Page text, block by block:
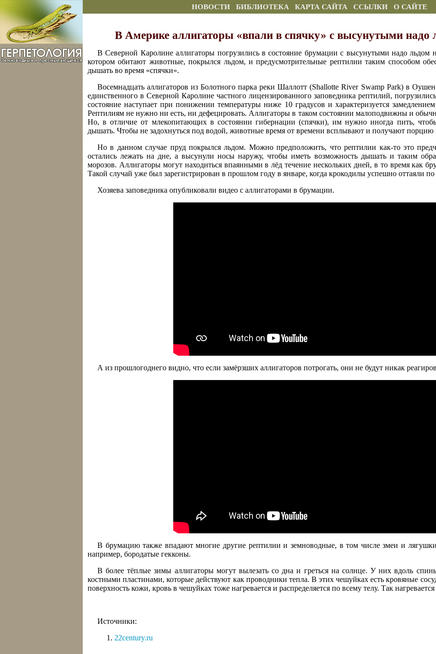
НОВОСТИ БИБЛИОТЕКА КАРТА САЙТА ССЫЛКИ О САЙТЕ
В Америке аллигаторы «впали в спячку» с высунутыми надо
В Северной Каролине аллигаторы погрузились в состояние брумации с высунутыми надо льдом
котором обитают животные, покрылся льдом, и предусмотрительные рептилии таким способом
дышать во время «спячки».
Восемнадцать аллигаторов из Болотного парка реки Шаллотт (Shallotte River Swamp Park) в
единственного в Северной Каролине частного лицензированного заповедника рептилий,
состояние наступает при понижении температуры ниже 10 градусов и характеризуется
Рептилиям не нужно ни есть, ни дефецировать. Аллигаторы в таком состоянии малоподвижны и
Но, в отличие от млекопитающих в состоянии гибернации (спячки), им нужно иногда пить,
дышать. Чтобы не задохнуться под водой, животные время от времени всплывают и получают порцию
Но в данном случае пруд покрылся льдом. Можно предположить, что рептилии как-то это
остались лежать на дне, а высунули носы наружу, чтобы иметь возможность дышать и таким
морозов. Аллигаторы могут находиться впаянными в лёд течение нескольких дней, в то время как
Такой случай уже был зарегистрирован в прошлом году в январе, когда крокодилы успешно оттаяли
Хозяева заповедника опубликовали видео с аллигаторами в брумации.
А из прошлогоднего видно, что если замёрзших аллигаторов потрогать, они не будут никак
В брумацию также впадают многие другие рептилии и земноводные, в том числе змеи и
например, бородатые гекконы.
В более тёплые зимы аллигаторы могут вылезать со дна и греться на солнце. У них вдоль
костными пластинами, которые действуют как проводники тепла. В этих чешуйках есть кровяные
поверхность кожи, кровь в чешуйках тоже нагревается и распределяется по всему телу. Так нагревается
Источники:
22century.ru